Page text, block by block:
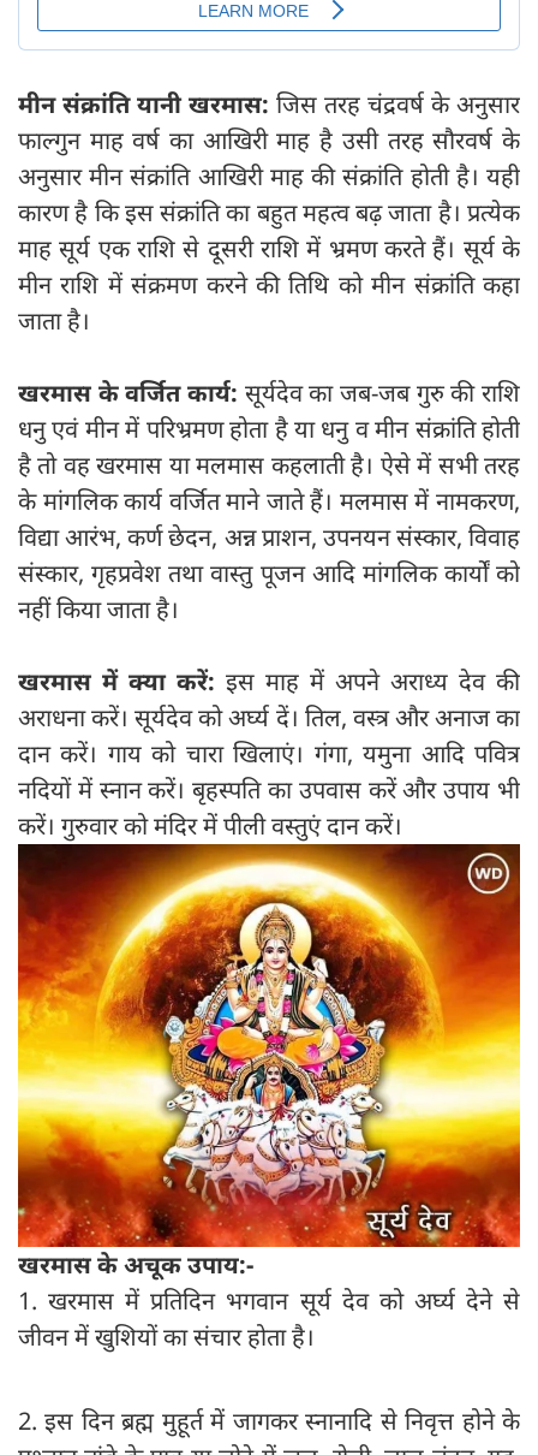
मीन संक्रांति यानी खरमास: जिस तरह चंद्रवर्ष के अनुसार
फाल्गुन माह वर्ष का आखिरी माह है उसी तरह सौरवर्ष के
अनुसार मीन संक्रांति आखिरी माह की संक्रांति होती है। यही
कारण है कि इस संक्रांति का बहुत महत्व बढ़ जाता है। प्रत्येक
माह सूर्य एक राशि से दूसरी राशि में भ्रमण करते हैं। सूर्य के
मीन राशि में संक्रमण करने की तिथि को मीन संक्रांति कहा
जाता है।
खरमास के वर्जित कार्य: सूर्यदेव का जब-जब गुरु की राशि
धनु एवं मीन में परिभ्रमण होता है या धनु व मीन संक्रांति होती
है तो वह खरमास या मलमास कहलाती है। ऐसे में सभी तरह
के मांगलिक कार्य वर्जित माने जाते हैं। मलमास में नामकरण,
विद्या आरंभ, कर्ण छेदन, अन्न प्राशन, उपनयन संस्कार, विवाह
संस्कार, गृहप्रवेश तथा वास्तु पूजन आदि मांगलिक कार्यों को
नहीं किया जाता है।
खरमास में क्या करें: इस माह में अपने अराध्य देव की
अराधना करें। सूर्यदेव को अर्घ्य दें। तिल, वस्त्र और अनाज का
दान करें। गाय को चारा खिलाएं। गंगा, यमुना आदि पवित्र
नदियों में स्नान करें। बृहस्पति का उपवास करें और उपाय भी
करें। गुरुवार को मंदिर में पीली वस्तुएं दान करें।
खरमास के अचूक उपाय:-
1. खरमास में प्रतिदिन भगवान सूर्य देव को अर्घ्य देने से
जीवन में खुशियों का संचार होता है।
2. इस दिन ब्रह्म मुहूर्त में जागकर स्नानादि से निवृत्त होने के